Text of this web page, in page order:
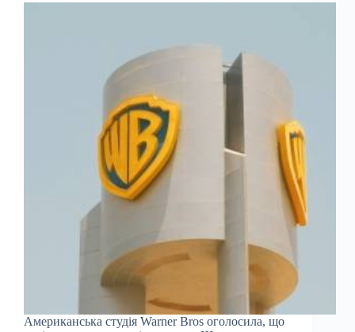
Американська студія Warner Bros оголосила, що